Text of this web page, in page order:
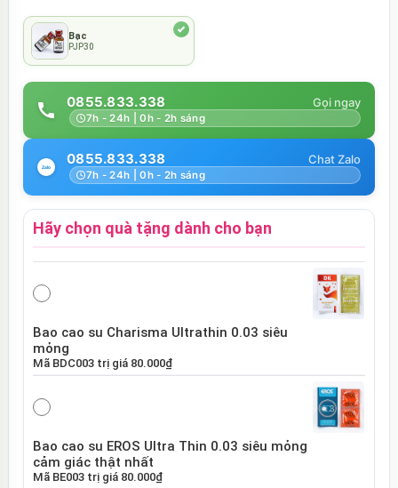
Bạc
PJP30
0855.833.338
7h - 24h | 0h - 2h sáng
0855.833.338
7h - 24h | 0h - 2h sáng
Hãy chọn quà tặng dành cho bạn
Bao cao su Charisma Ultrathin 0.03 siêu
mỏng
Mã BDC003trị giá 80.000₫
Bao cao su EROS Ultra Thin 0.03 siêu mỏng
cảm giác thật nhất
Mã BE003trị giá 80.000₫